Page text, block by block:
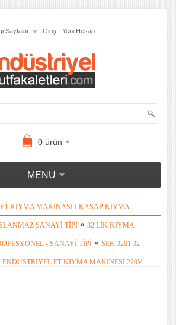
Sayfaları Giriş Yeni Hesap
0ürün
MENU
ET KIYMA MAKINASI I KASAP KIYMA
SANAYI TIPI» 32 LIK KIYMA
- SANAYI TIPI » SEK.3201 32
ET KIYMA MAKINESI 220V